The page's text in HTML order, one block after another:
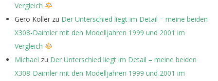
Vergleich
Gero Koller zu Der Unterschied liegt im Detail – meine beiden
X308-Daimler mit den Modelljahren 1999 und 2001 im
Vergleich
Michael zu Der Unterschied liegt im Detail – meine beiden
X308-Daimler mit den Modelljahren 1999 und 2001 im